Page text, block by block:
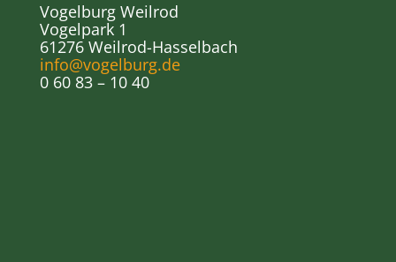
Vogelburg Weilrod
Vogelpark 1
61276 Weilrod-Hasselbach
info@vogelburg.de
0 60 83 – 10 40